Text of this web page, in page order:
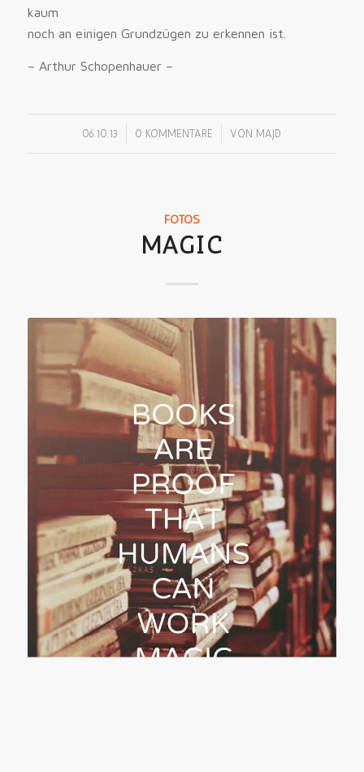
kaum
noch an einigen Grundzügen zu erkennen ist.
– Arthur Schopenhauer –
06.10.13 0 KOMMENTARE
/ VON MAJD
FOTOS
MAGIC